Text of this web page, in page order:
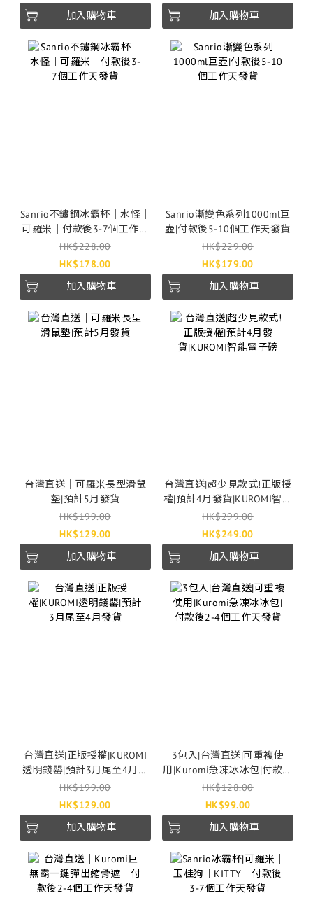
加入購物車
加入購物車
Sanrio不鏽鋼冰霸杯｜水怪｜
可羅米｜付款後3-7個工作天
發貨
HK$228.00
HK$178.00
加入購物車
Sanrio漸變色系列1000ml巨
壺|付款後5-10個工作天發貨
HK$229.00
HK$179.00
加入購物車
台灣直送｜可羅米長型滑鼠
墊|預計5月發貨
HK$199.00
HK$129.00
加入購物車
台灣直送|超少見款式!正版授
權|預計4月發貨|KUROMI智能
電子磅
HK$299.00
HK$249.00
加入購物車
台灣直送|正版授權|KUROMI
透明錢罌|預計3月尾至4月發
貨
HK$199.00
HK$129.00
加入購物車
3包入|台灣直送|可重複使
用|Kuromi急凍冰冰包|付款後
2-4個工作天發貨
HK$128.00
HK$99.00
加入購物車